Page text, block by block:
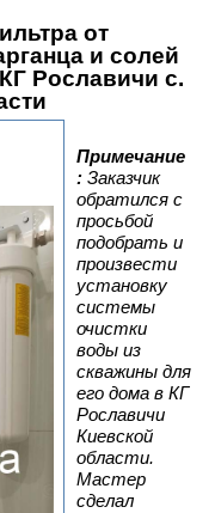
от
и солей
Рославичи с.
и
Примечание
: Заказчик
обратился с
просьбой
подобрать и
произвести
установку
системы
очистки
воды из
скважины для
его дома в КГ
Рославичи
Киевской
области.
Мастер
сделал